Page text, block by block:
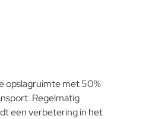
opslagruimte met 50%
Regelmatig
een verbetering in het